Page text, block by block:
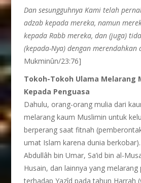
Dan sesungguhnya Kami telah
adzab kepada mereka, namun
kepada Rabb mereka, dan (juga)
(kepada-Nya) dengan
Mukminûn/23:76]
Tokoh-Tokoh Ulama Melarang
Kepada Penguasa
Dahulu, orang-orang mulia dari
melarang kaum Muslimin untuk
berperang saat fitnah
umat Islam karena dunia
Abdullâh bin Umar, Sa’id bin al-
Husain, dan lainnya yang
terhadap Yazîd pada tahun Harrah